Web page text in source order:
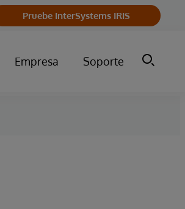
Pruebe InterSystems IRIS
Empresa Soporte